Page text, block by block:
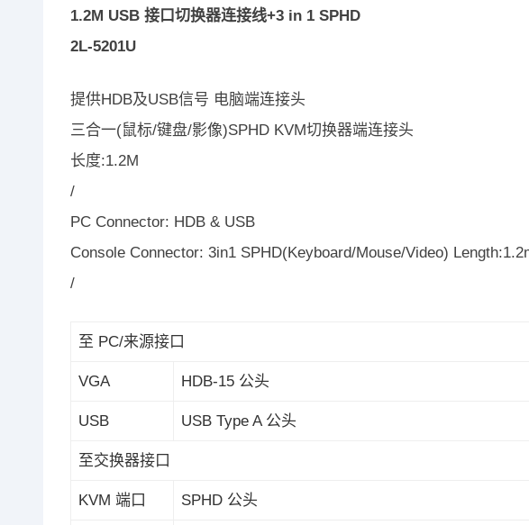
1.2M USB 接口切换器连接线+3 in 1 SPHD
2L-5201U
提供HDB及USB信号 电脑端连接头
三合一(鼠标/键盘/影像)SPHD KVM切换器端连接头
长度:1.2M
/
PC Connector: HDB & USB
Console Connector: 3in1 SPHD(Keyboard/Mouse/Video)
/
至 PC/来源接口
VGA HDB-15 公头
USB USB Type A 公头
至交换器接口
KVM 端口 SPHD 公头